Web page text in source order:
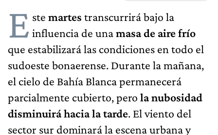
E ste martes transcurrirá bajo la
influencia de unamasa de aire frío
que estabilizará las condiciones en todo el
sudoeste bonaerense. Durante la mañana,
el cielo de Bahía Blanca permanecerá
parcialmente cubierto, pero la nubosidad
disminuirá hacia la tarde. El viento del
sector sur dominará la escena urbana y